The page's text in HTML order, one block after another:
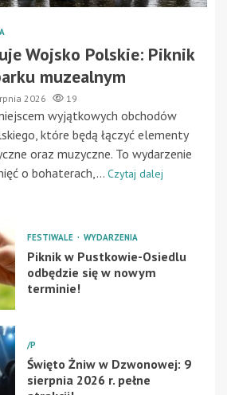
Wojsko Polskie: Piknik
muzealnym
2026 19
wyjątkowych obchodów
które będą łączyć elementy
oraz muzyczne. To wydarzenie
o bohaterach,... Czytaj dalej
FESTIWALE WYDARZENIA
Piknik w Pustkowie-Osiedlu
odbędzie się w nowym
terminie!
/P
Święto Żniw w Dzwonowej: 9
sierpnia 2026 r. pełne